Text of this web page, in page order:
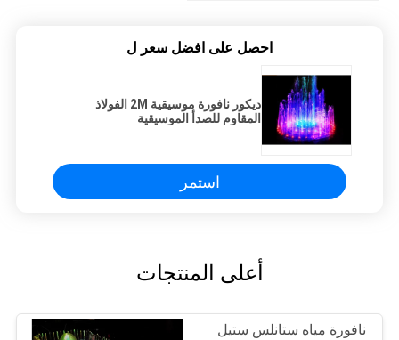
احصل على افضل سعر ل
ديكور نافورة موسيقية 2M الفولاذ
المقاوم للصدأ الموسيقية
استمر
أعلى المنتجات
نافورة مياه ستانلس ستيل